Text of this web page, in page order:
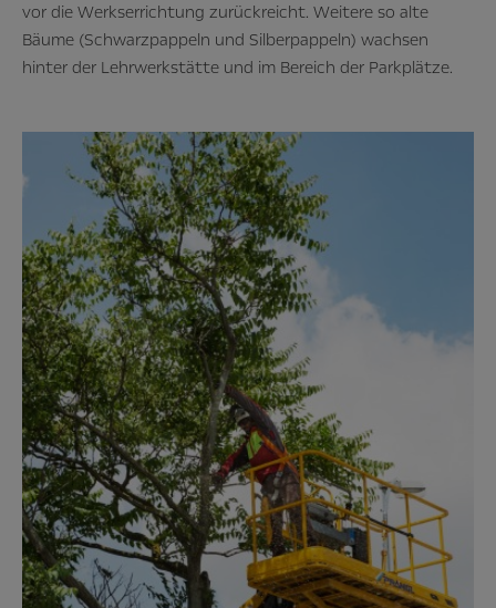
vor die Werkserrichtung zurückreicht. Weitere so alte
Bäume (Schwarzpappeln und Silberpappeln) wachsen
hinter der Lehrwerkstätte und im Bereich der Parkplätze.